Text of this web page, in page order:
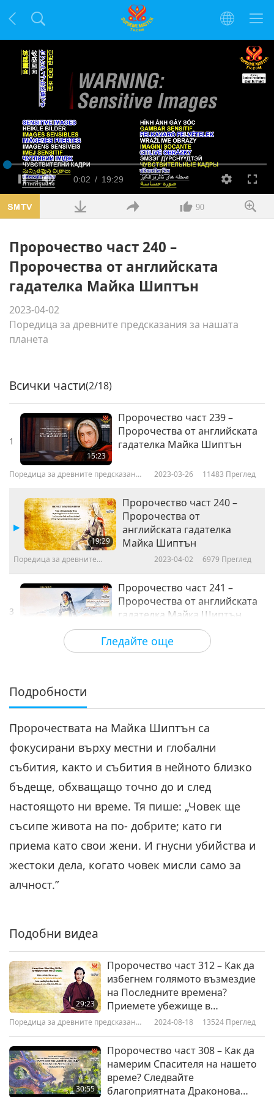
ПаузаБез
звук
Текущо
време
0:02 / Продължителност
19:29
Заредено:
1.54%
КачествоЦял
90
Пророчество част 240 –
Пророчества от английската
гадателка Майка Шиптън
2023-04-02
Поредица за древните предсказания за нашата
планета
Гледайте още
Всички части(2/18)
1
15:23
Пророчество част 239 –
Пророчества от английската
гадателка Майка Шиптън
Поредица за древните предсказания
2023-03-26 11483 Преглед
19:29
Пророчество част 240 –
Пророчества от
английската гадателка
Майка Шиптън
Поредица за древните
2023-04-02 6979 Преглед
3
Пророчество част 241 –
Пророчества от английската
гадателка Майка Шиптън,
което
Поредица за древните предсказания
за нашата планета
2023-04-09 6961
4
20:07
Поредица за древните предсказания
2023-04-16 5973
5
22:35
Пророчества от английската
гадателка Майка Шиптън
Поредица за древните предсказания
за нашата планета
2023-04-23 Преглед
6
Пророчество част 244 –
Пророчества от английската
гадателка Майка Шиптън
7
25:17
гадателка Майка Шиптън
Поредица за древните предсказания
за нашата планета
2023-05-07 5876Преглед
8
20:24
Пророчество част 246 –
Пророчества от английската
гадателка Майка Шиптън
Поредица за древните предсказания
за нашата планета
2023-05-14 6286 Преглед
Подробности
Пророчествата на Майка Шиптън са
фокусирани върху местни и глобални
събития, както и събития в нейното близко
бъдеще, обхващащо точно до и след
настоящото ни време. Тя пише: „Човек ще
съсипе живота на по- добрите; като ги
приема като свои жени. И гнусни убийства и
жестоки дела, когато човек мисли само за
алчност.”
Подобни видеа
29:23
Пророчество част 312 – Как да
избегнем голямото възмездие
на Последните времена?
Приемете убежище в
несравнимия Майтрея Буда,
въртящото се Колело на
Дхарма
Поредица за древните предсказания
2024-08-18 13524 Преглед
30:55
Пророчество част 308 – Как да
намерим Спасителя на нашето
време? Следвайте
благоприятната Драконова